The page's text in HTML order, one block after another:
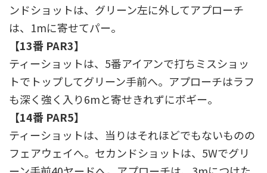
ンドショットは、グリーン左に外してアプローチ
は、1mに寄せてパー。
【13番 PAR3】
ティーショットは、5番アイアンで打ちミスショッ
トでトップしてグリーン手前へ。アプローチはラフ
も深く強く入り6mと寄せきれずにボギー。
【14番 PAR5】
ティーショットは、当りはそれほどでもないものの
フェアウェイへ。セカンドショットは、5Wでグリ